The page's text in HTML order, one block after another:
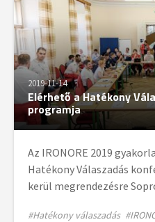
2019-11-14
Elérhető a Hatékony
programja
Az IRONORE 2019
Hatékony Válaszadás
kerül megrendezésre
#Hatékony válaszadás